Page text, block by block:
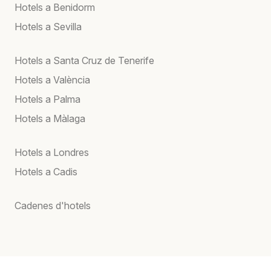
Hotels a Benidorm
Hotels a Sevilla
Hotels a Santa Cruz de Tenerife
Hotels a València
Hotels a Palma
Hotels a Màlaga
Hotels a Londres
Hotels a Cadis
Cadenes d'hotels